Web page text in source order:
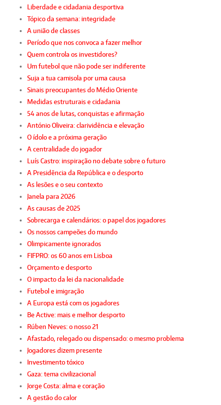
Liberdade e cidadania desportiva
Tópico da semana: integridade
A união de classes
Período que nos convoca a fazer melhor
Quem controla os investidores?
Um futebol que não pode ser indiferente
Suja a tua camisola por uma causa
Sinais preocupantes do Médio Oriente
Medidas estruturais e cidadania
54 anos de lutas, conquistas e afirmação
António Oliveira: clarividência e elevação
O ídolo e a próxima geração
A centralidade do jogador
Luís Castro: inspiração no debate sobre o futuro
A Presidência da República e o desporto
As lesões e o seu contexto
Janela para 2026
As causas de 2025
Sobrecarga e calendários: o papel dos jogadores
Os nossos campeões do mundo
Olimpicamente ignorados
FIFPRO: os 60 anos em Lisboa
Orçamento e desporto
O impacto da lei da nacionalidade
Futebol e imigração
A Europa está com os jogadores
Be Active: mais e melhor desporto
Rúben Neves: o nosso 21
Afastado, relegado ou dispensado: o mesmo problema
Jogadores dizem presente
Investimento tóxico
Gaza: tema civilizacional
Jorge Costa: alma e coração
A gestão do calor